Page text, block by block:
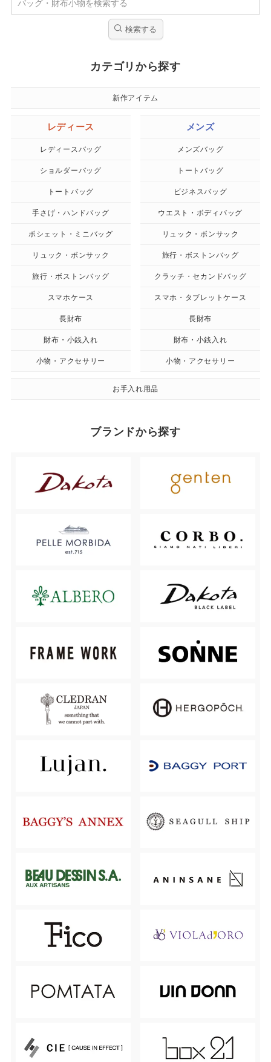
検索する
カテゴリから探す
新作アイテム
レディース
レディースバッグ
ショルダーバッグ
トートバッグ
手さげ・ハンドバッグ
ポシェット・ミニバッグ
リュック・ボンサック
旅行・ボストンバッグ
スマホケース
長財布
財布・小銭入れ
小物・アクセサリー
メンズ
メンズバッグ
トートバッグ
ビジネスバッグ
ウエスト・ボディバッグ
リュック・ボンサック
旅行・ボストンバッグ
クラッチ・セカンドバッグ
スマホ・タブレットケース
長財布
財布・小銭入れ
小物・アクセサリー
お手入れ用品
ブランドから探す